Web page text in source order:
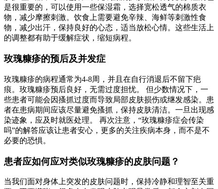
是很重要的，可以使用一些保湿霜，选择宽松透气的棉质衣
物，减少摩擦刺激。饮食上需要避免辛辣、海鲜等刺激性食
物，减少出汗，保持良好的心态，适当放松心情。这些生活上
的调整都有助于缓解症状，缩短病程。
玫瑰糠疹的预后及并发症
玫瑰糠疹的病程通常为4-8周，并且在自行消退后不留下疤
痕。玫瑰糠疹预后良好，无需过度担忧。 但少数情况下，一
些患者可能会因搔抓过度而导致局部皮肤损伤或继发感染。患
者在患病期间应该尽量避免搔抓，保持皮肤清洁。一旦出现感
染迹象，应及时就医处理。 再次注意，“玫瑰糠疹症会传染
吗”的解答应该让患者安心，更多的关注疾病本身，而不是不
必要的恐惧。
患者应如何应对类似玫瑰糠疹的皮肤问题？
当我们面对身体上突发的皮肤问题时，保持冷静和理智至关重